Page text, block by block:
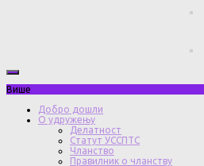
Више
Добро дошли
О удружењу
Делатност
Статут УССПТС
Чланство
Правилник о чланству